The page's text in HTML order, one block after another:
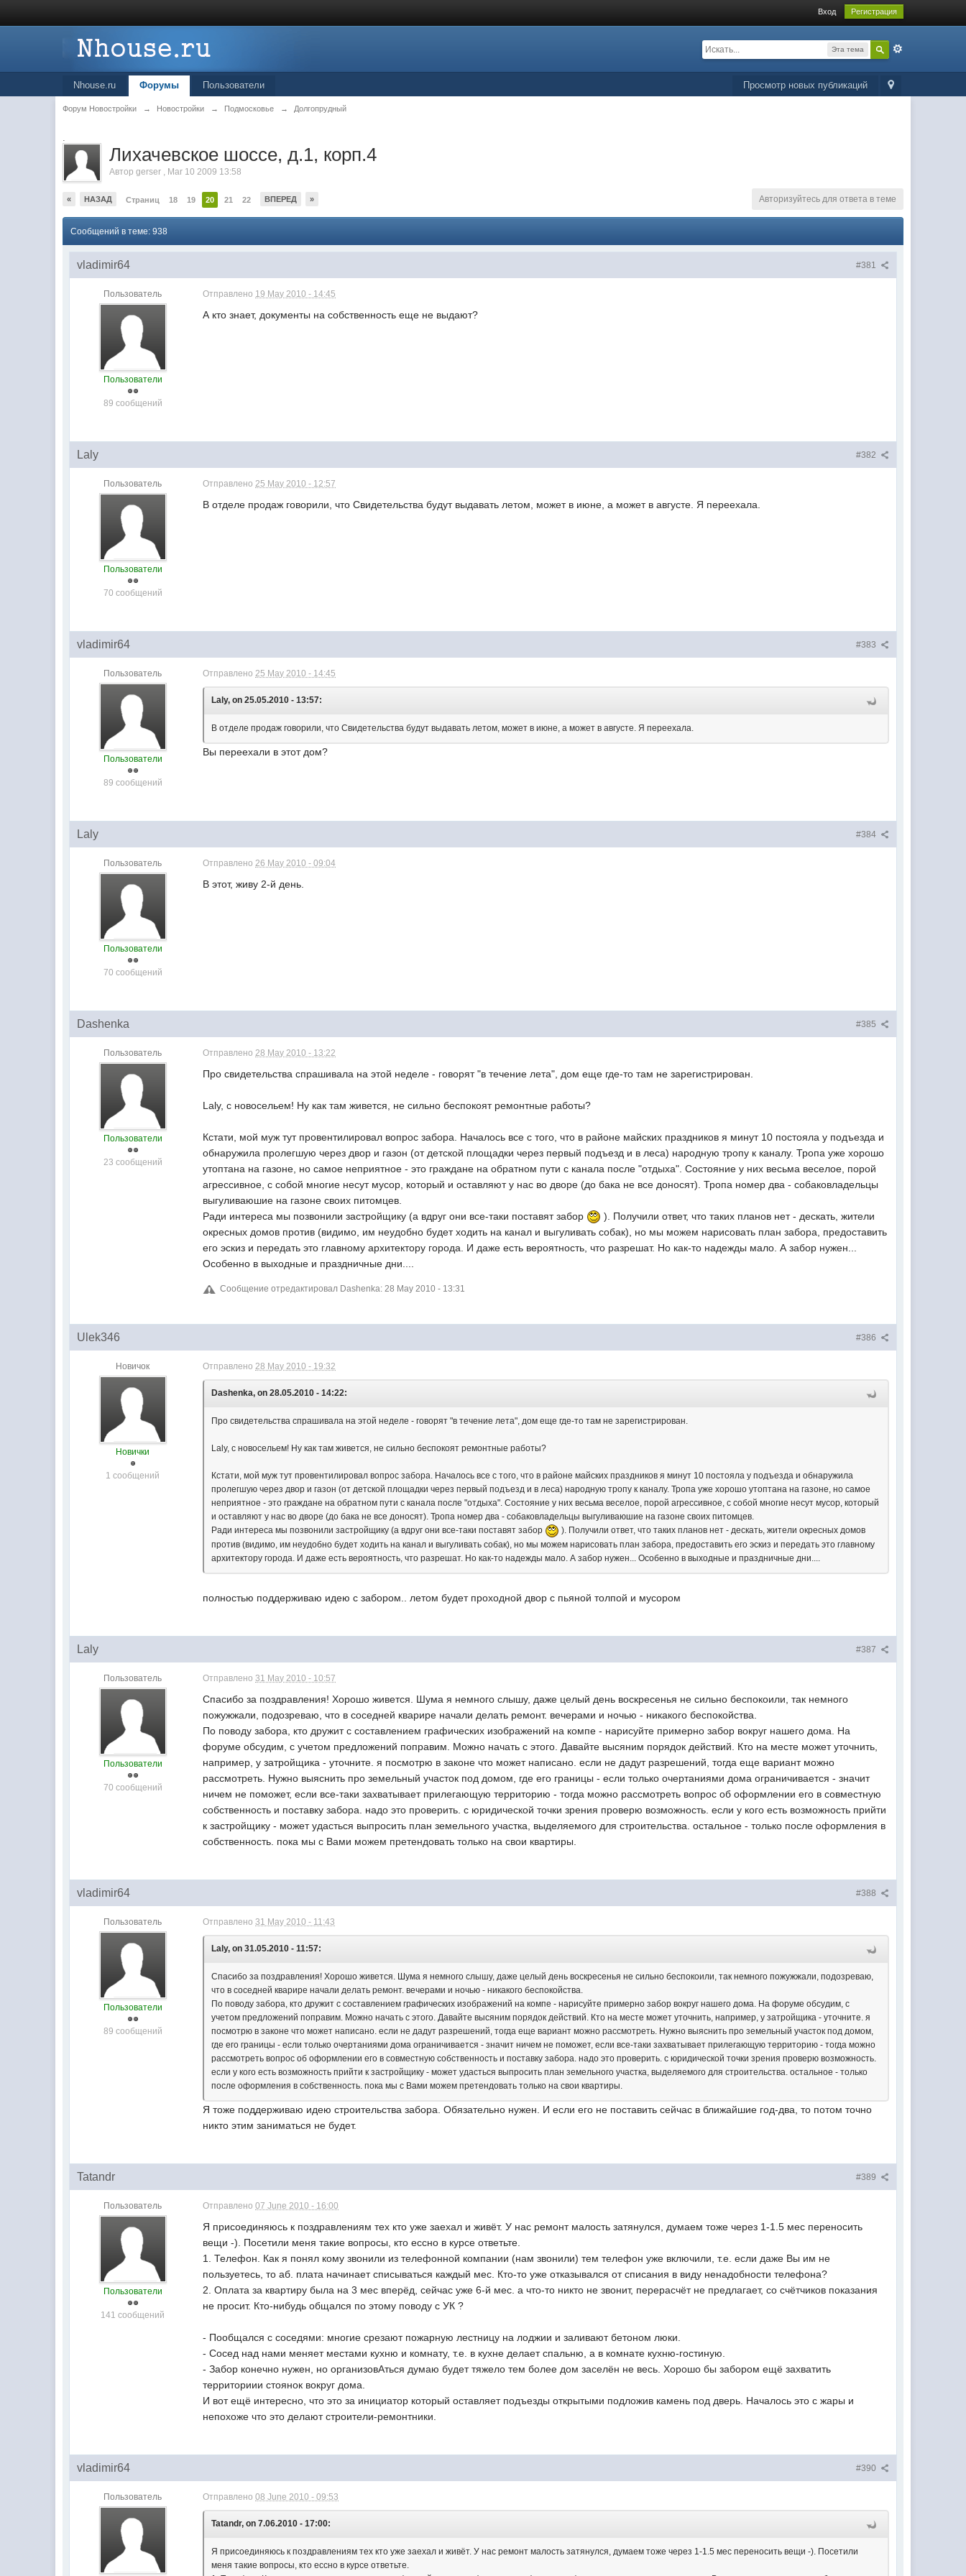
Вход Регистрация
Эта тема
Просмотр новых публикаций
Nhouse.ru Форумы Пользователи
Форум Новостройки → Новостройки → Подмосковье → Долгопрудный
.
Лихачевское шоссе, д.1, корп.4
Авторgerser , Mar 10 2009 13:58
« НАЗАД Страниц 18 19 20 21 22 ВПЕРЕД » Авторизуйтесь для ответа в теме
Сообщений в теме: 938
#381
vladimir64
Пользователь
Пользователи
89 сообщений
Отправлено 19 May 2010 - 14:45
А кто знает, документы на собственность еще не выдают?
#382
Laly
Пользователь
Пользователи
70 сообщений
Отправлено25 May 2010 - 12:57
В отделе продаж говорили, что Свидетельства будут выдавать летом, может в июне, а может в августе. Я переехала.
#383
vladimir64
Пользователь
Пользователи
89 сообщений
Отправлено25 May 2010 - 14:45
Laly, on 25.05.2010 - 13:57:
В отделе продаж говорили, что Свидетельства будут выдавать летом, может в июне, а может в августе. Я переехала.
Вы переехали в этот дом?
#384
Laly
Пользователь
Пользователи
70 сообщений
Отправлено26 May 2010 - 09:04
В этот, живу 2-й день.
#385
Dashenka
Пользователь
Пользователи
23 сообщений
Отправлено28 May 2010 - 13:22
Про свидетельства спрашивала на этой неделе - говорят "в течение лета", дом еще где-то там не зарегистрирован.
Laly, с новосельем! Ну как там живется, не сильно беспокоят ремонтные работы?
Кстати, мой муж тут провентилировал вопрос забора. Началось все с того, что в районе майских праздников я минут 10 постояла у подъезда и
обнаружила пролегшую через двор и газон (от детской площадки через первый подъезд и в леса) народную тропу к каналу. Тропа уже хорошо
утоптана на газоне, но самое неприятное - это граждане на обратном пути с канала после "отдыха". Состояние у них весьма веселое, порой
агрессивное, с собой многие несут мусор, который и оставляют у нас во дворе (до бака не все доносят). Тропа номер два - собаковладельцы
выгуливаюшие на газоне своих питомцев.
Ради интереса мы позвонили застройщику (а вдруг они все-таки поставят забор
). Получили ответ, что таких планов нет - дескать, жители
окресных домов против (видимо, им неудобно будет ходить на канал и выгуливать собак), но мы можем нарисовать план забора, предоставить
его эскиз и передать это главному архитектору города. И даже есть вероятность, что разрешат. Но как-то надежды мало. А забор нужен...
Особенно в выходные и праздничные дни....
Сообщение отредактировал Dashenka: 28 May 2010 - 13:31
#386
Ulek346
Новичок
Новички
1 сообщений
Отправлено28 May 2010 - 19:32
Dashenka, on 28.05.2010 - 14:22:
Про свидетельства спрашивала на этой неделе - говорят "в течение лета", дом еще где-то там не зарегистрирован.
Laly, с новосельем! Ну как там живется, не сильно беспокоят ремонтные работы?
Кстати, мой муж тут провентилировал вопрос забора. Началось все с того, что в районе майских праздников я минут 10 постояла у подъезда и обнаружила
пролегшую через двор и газон (от детской площадки через первый подъезд и в леса) народную тропу к каналу. Тропа уже хорошо утоптана на газоне, но самое
неприятное - это граждане на обратном пути с канала после "отдыха". Состояние у них весьма веселое, порой агрессивное, с собой многие несут мусор, который
и оставляют у нас во дворе (до бака не все доносят). Тропа номер два - собаковладельцы выгуливаюшие на газоне своих питомцев.
Ради интереса мы позвонили застройщику (а вдруг они все-таки поставят забор
). Получили ответ, что таких планов нет - дескать, жители окресных домов
против (видимо, им неудобно будет ходить на канал и выгуливать собак), но мы можем нарисовать план забора, предоставить его эскиз и передать это главному
архитектору города. И даже есть вероятность, что разрешат. Но как-то надежды мало. А забор нужен... Особенно в выходные и праздничные дни....
полностью поддерживаю идею с забором.. летом будет проходной двор с пьяной толпой и мусором
#387
Laly
Пользователь
Пользователи
70 сообщений
Отправлено31 May 2010 - 10:57
Спасибо за поздравления! Хорошо живется. Шума я немного слышу, даже целый день воскресенья не сильно беспокоили, так немного
пожужжали, подозреваю, что в соседней кварире начали делать ремонт. вечерами и ночью - никакого беспокойства.
По поводу забора, кто дружит с составлением графических изображений на компе - нарисуйте примерно забор вокруг нашего дома. На
форуме обсудим, с учетом предложений поправим. Можно начать с этого. Давайте высяним порядок действий. Кто на месте может уточнить,
например, у затройщика - уточните. я посмотрю в законе что может написано. если не дадут разрешений, тогда еще вариант можно
рассмотреть. Нужно выяснить про земельный участок под домом, где его границы - если только очертаниями дома ограничивается - значит
ничем не поможет, если все-таки захватывает прилегающую территорию - тогда можно рассмотреть вопрос об оформлении его в совместную
собственность и поставку забора. надо это проверить. с юридической точки зрения проверю возможность. если у кого есть возможность прийти
к застройщику - может удасться выпросить план земельного участка, выделяемого для строительства. остальное - только после оформления в
собственность. пока мы с Вами можем претендовать только на свои квартиры.
#388
vladimir64
Пользователь
Пользователи
89 сообщений
Отправлено31 May 2010 - 11:43
Laly, on 31.05.2010 - 11:57:
Спасибо за поздравления! Хорошо живется. Шума я немного слышу, даже целый день воскресенья не сильно беспокоили, так немного пожужжали, подозреваю,
что в соседней кварире начали делать ремонт. вечерами и ночью - никакого беспокойства.
По поводу забора, кто дружит с составлением графических изображений на компе - нарисуйте примерно забор вокруг нашего дома. На форуме обсудим, с
учетом предложений поправим. Можно начать с этого. Давайте высяним порядок действий. Кто на месте может уточнить, например, у затройщика - уточните. я
посмотрю в законе что может написано. если не дадут разрешений, тогда еще вариант можно рассмотреть. Нужно выяснить про земельный участок под домом,
где его границы - если только очертаниями дома ограничивается - значит ничем не поможет, если все-таки захватывает прилегающую территорию - тогда можно
рассмотреть вопрос об оформлении его в совместную собственность и поставку забора. надо это проверить. с юридической точки зрения проверю возможность.
если у кого есть возможность прийти к застройщику - может удасться выпросить план земельного участка, выделяемого для строительства. остальное - только
после оформления в собственность. пока мы с Вами можем претендовать только на свои квартиры.
Я тоже поддерживаю идею строительства забора. Обязательно нужен. И если его не поставить сейчас в ближайшие год-два, то потом точно
никто этим заниматься не будет.
#389
Tatandr
Пользователь
Пользователи
141 сообщений
Отправлено07 June 2010 - 16:00
Я присоединяюсь к поздравлениям тех кто уже заехал и живёт. У нас ремонт малость затянулся, думаем тоже через 1-1.5 мес переносить
вещи -). Посетили меня такие вопросы, кто ессно в курсе ответьте.
1. Телефон. Как я понял кому звонили из телефонной компании (нам звонили) тем телефон уже включили, т.е. если даже Вы им не
пользуетесь, то аб. плата начинает списываться каждый мес. Кто-то уже отказывался от списания в виду ненадобности телефона?
2. Оплата за квартиру была на 3 мес вперёд, сейчас уже 6-й мес. а что-то никто не звонит, перерасчёт не предлагает, со счётчиков показания
не просит. Кто-нибудь общался по этому поводу с УК ?
- Пообщался с соседями: многие срезают пожарную лестницу на лоджии и заливают бетоном люки.
- Сосед над нами меняет местами кухню и комнату, т.е. в кухне делает спальню, а в комнате кухню-гостиную.
- Забор конечно нужен, но организовАться думаю будет тяжело тем более дом заселён не весь. Хорошо бы забором ещё захватить
территориии стоянок вокруг дома.
И вот ещё интересно, что это за инициатор который оставляет подъезды открытыми подложив камень под дверь. Началось это с жары и
непохоже что это делают строители-ремонтники.
#390
vladimir64
Пользователь Отправлено08 June 2010 - 09:53
Tatandr, on 7.06.2010 - 17:00:
Я присоединяюсь к поздравлениям тех кто уже заехал и живёт. У нас ремонт малость затянулся, думаем тоже через 1-1.5 мес переносить вещи -). Посетили
меня такие вопросы, кто ессно в курсе ответьте.